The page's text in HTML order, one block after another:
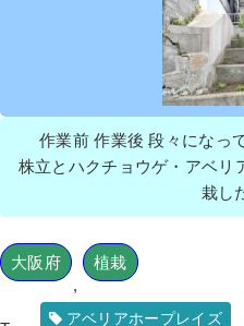
作業前 作業後 段々になっ
株立とハクチョウゲ・アベリ
栽し
大阪府
,
植栽
アベリアホープレイズ